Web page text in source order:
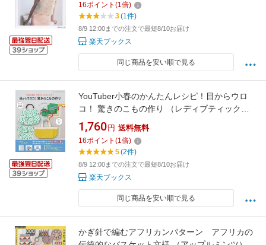
16ポイント (1倍)
3(1件)
8/9 12:00までの注文で最短8/10お届け
楽天ブックス
同じ商品を安い順で見る
YouTuber小春のかんたんレシピ！目からウロ
コ！ 驚きのこもの作り （レディブティックシ
リーズ） [ 小春 ]
1,760 円 送料無料
16ポイント (1倍)
5(2件)
8/9 12:00までの注文で最短8/10お届け
楽天ブックス
同じ商品を安い順で見る
かぎ針で編むアフリカンパターン アフリカの